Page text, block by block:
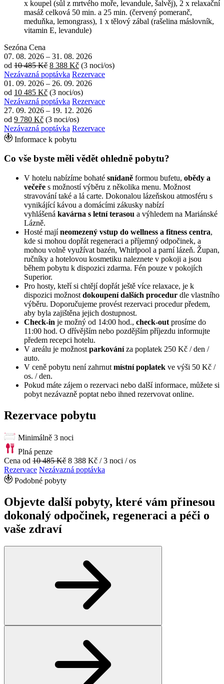
x koupel (sůl z mrtvého moře, levandule, šalvěj), 2 x relaxační
masáž celková 50 min. a 25 min. (červený pomeranč,
meduňka, lemongrass), 1 x tělový zábal (rašelina máslovník,
vitamin E, levandule)
Sezóna Cena
07. 08. 2026 – 31. 08. 2026
od 10 485 Kč 8 388 Kč (3 noci/os)
Nezávazná poptávka Rezervace
01. 09. 2026 – 26. 09. 2026
od 10 485 Kč (3 noci/os)
Nezávazná poptávka Rezervace
27. 09. 2026 – 19. 12. 2026
od 9 780 Kč (3 noci/os)
Nezávazná poptávka Rezervace
Informace k pobytu
Co vše byste měli vědět ohledně pobytu?
V hotelu nabízíme bohaté snídaně formou bufetu, obědy a
večeře s možností výběru z několika menu. Možnost
stravování také a lá carte. Dokonalou lázeňskou atmosféru s
vynikájící kávou a domácími zákusky nabízí
vyhlášená kavárna s letní terasou a výhledem na Mariánské
Lázně.
Hosté majíneomezený vstup do wellness a fitness centra,
kde si mohou dopřát regeneraci a příjemný odpočinek, a
mohou volně využívat bazén, Whirlpool a parní lázeň. Župan,
ručníky a hotelovou kosmetiku naleznete v pokoji a jsou
během pobytu k dispozici zdarma. Fén pouze v pokojích
Superior.
Pro hosty, kteří si chtějí dopřát ještě více relaxace, je k
dispozici možnost dokoupení dalších procedur dle vlastního
výběru. Doporučujeme provést rezervaci procedur předem,
aby byla zajištěna jejich dostupnost.
Check-in je možný od 14:00 hod., check-out prosíme do
11:00 hod. O dřívějším nebo pozdějším příjezdu informujte
předem recepci hotelu.
V areálu je možnost parkováníza poplatek 250 Kč / den /
auto.
V ceně pobytu není zahrnut místní poplatek ve výši 50 Kč /
os. / den.
Pokud máte zájem o rezervaci nebo další informace, můžete si
pobyt nezávazně poptat nebo ihned rezervovat online.
Rezervace pobytu
Minimálně 3 noci
Plná penze
Cena od 10 485 Kč 8 388 Kč / 3 noci / os
Rezervace Nezávazná poptávka
Podobné pobyty
Objevte další pobyty, které vám přinesou
dokonalý odpočinek, regeneraci a péči o
vaše zdraví